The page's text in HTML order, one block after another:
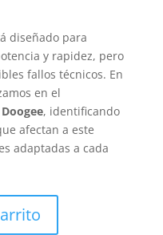
diseñado para
y rapidez, pero
fallos técnicos. En
en el
, identificando
afectan a este
adaptadas a cada